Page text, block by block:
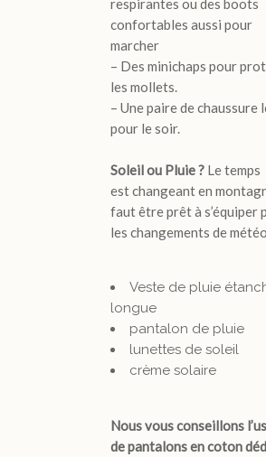
respirantes ou des boots
confortables aussi pour
marcher
– Des minichaps pour
les mollets.
– Une paire de chaussure
pour le soir.
Soleil ou Pluie ? Le temps
est changeant en
faut être prêt à s’équiper
les changements de
Veste de pluie
longue
pantalon de pluie
lunettes de soleil
crème solaire
Nous vous conseillons
de pantalons en coton